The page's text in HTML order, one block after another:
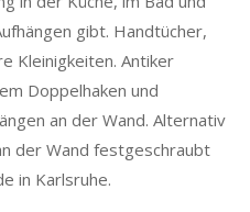
gibt. Handtücher,
Kleinigkeiten. Antiker
Doppelhaken und
an der Wand. Alternativ
der Wand festgeschraubt
in Karlsruhe.